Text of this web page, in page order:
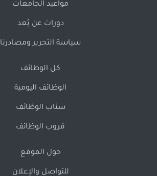
مواعيد الجامعات
دورات عن بُعد
سياسة التحرير ومصادرنا
كل الوظائف
الوظائف اليومية
سناب الوظائف
قروب الوظائف
حول الموقع
للتواصل والإعلان